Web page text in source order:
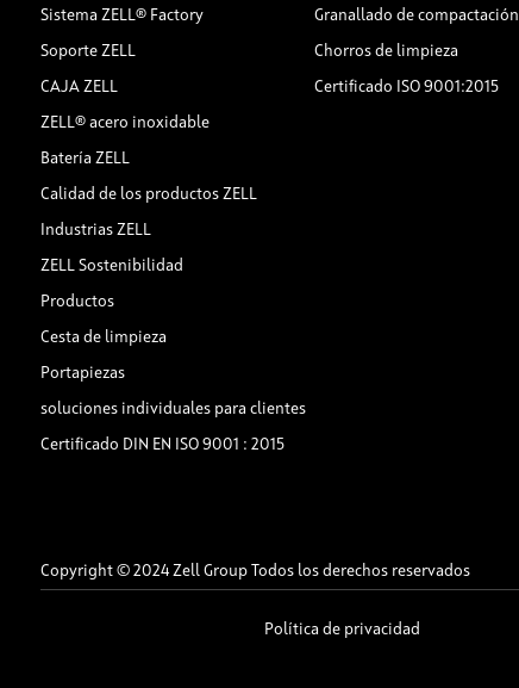
Sistema ZELL® Factory
Soporte ZELL
CAJA ZELL
ZELL® acero inoxidable
Batería ZELL
Calidad de los productos ZELL
Industrias ZELL
ZELL Sostenibilidad
Productos
Cesta de limpieza
Portapiezas
soluciones individuales para clientes
Certificado DIN EN ISO 9001 : 2015
Granallado de compactación
Chorros de limpieza
Certificado ISO 9001:2015
Copyright © 2024 Zell Group Todos los derechos reservados
Política de privacidad